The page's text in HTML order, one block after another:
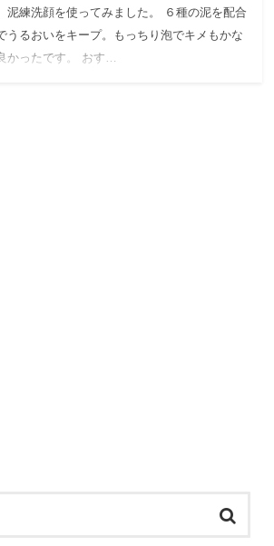
泥練洗顔を使ってみました。 ６種の泥を配合
うるおいをキープ。もっちり泡でキメもかな
かったです。 おす…